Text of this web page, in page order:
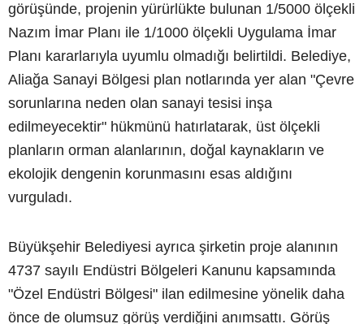
görüşünde, projenin yürürlükte bulunan 1/5000 ölçekli
Nazım İmar Planı ile 1/1000 ölçekli Uygulama İmar
Planı kararlarıyla uyumlu olmadığı belirtildi. Belediye,
Aliağa Sanayi Bölgesi plan notlarında yer alan "Çevre
sorunlarına neden olan sanayi tesisi inşa
edilmeyecektir" hükmünü hatırlatarak, üst ölçekli
planların orman alanlarının, doğal kaynakların ve
ekolojik dengenin korunmasını esas aldığını
vurguladı.
Büyükşehir Belediyesi ayrıca şirketin proje alanının
4737 sayılı Endüstri Bölgeleri Kanunu kapsamında
"Özel Endüstri Bölgesi" ilan edilmesine yönelik daha
önce de olumsuz görüş verdiğini anımsattı. Görüş